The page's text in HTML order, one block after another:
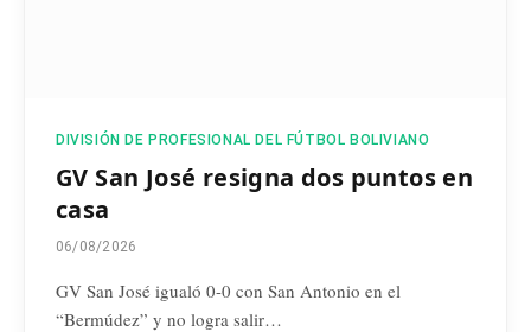
DIVISIÓN DE PROFESIONAL DEL FÚTBOL BOLIVIANO
GV San José resigna dos puntos en
casa
06/08/2026
GV San José igualó 0-0 con San Antonio en el
“Bermúdez” y no logra salir…